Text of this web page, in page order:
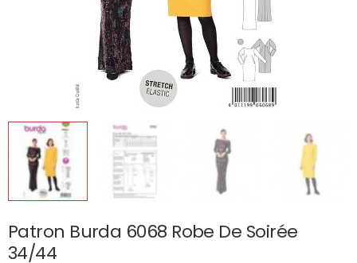
Patron Burda 6068 Robe De Soirée
34/44